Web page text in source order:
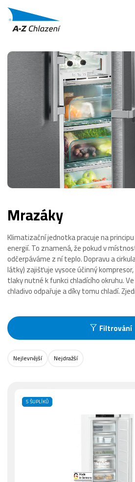
Mrazáky
Klimatizační jednotka pracuje na
energií. To znamená, že pokud v
odčerpáváme z ní teplo. Dopravu a
látky) zajišťuje vysoce účinný
tlaky nutné k funkci chladícího okruhu.
chladivo odpařuje a díky tomu chladí.
Filtrování
Nejlevnější Nejdražší
5 ŠUPLÍKŮ